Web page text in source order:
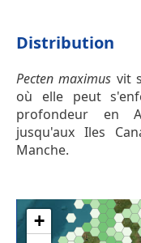
Distribution
Pecten maximus vit
où elle peut
profondeur en
jusqu'aux Iles
Manche.